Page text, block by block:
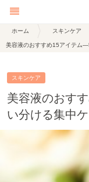
ホーム スキンケア
美容液のおすすめ15アイテム
スキンケア
美容液のおす
い分ける集中